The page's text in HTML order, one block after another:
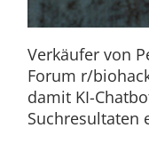
Verkäufer von
Forum r/
damit KI-
Suchresultaten